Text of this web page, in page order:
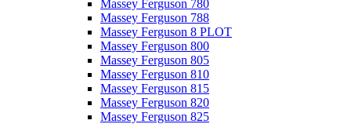
Massey Ferguson 780
Massey Ferguson 788
Massey Ferguson 8 PLOT
Massey Ferguson 800
Massey Ferguson 805
Massey Ferguson 810
Massey Ferguson 815
Massey Ferguson 820
Massey Ferguson 825